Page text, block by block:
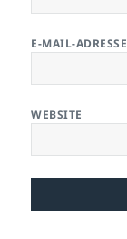
E-MAIL-ADRESSE
WEBSITE